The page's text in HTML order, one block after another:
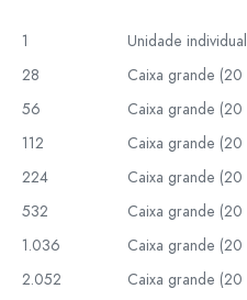
1 Unidade individual
28
56
112
224
532
1.036
2.052